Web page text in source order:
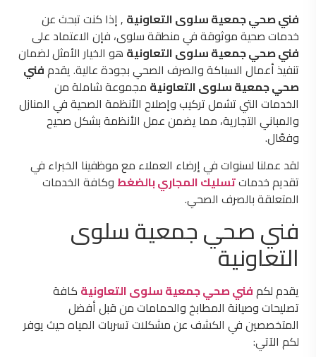
فني صحي جمعية سلوى التعاونية, إذا كنت تبحث عن
خدمات صحية موثوقة في منطقة سلوى، فإن الاعتماد على
فني صحي جمعية سلوى التعاونيةهو الخيار الأمثل لضمان
تنفيذ أعمال السباكة والصرف الصحي بجودة عالية. يقدمفني
صحي جمعية سلوى التعاونيةمجموعة شاملة من
الخدمات التي تشمل تركيب وإصلاح الأنظمة الصحية في المنازل
والمباني التجارية، مما يضمن عمل الأنظمة بشكل صحيح
وفعّال.
لقد عملنا لسنوات في إرضاء العملاء مع موظفينا الخبراء في
تقديم خدماتتسليك المجاري بالضغطوكافة الخدمات
المتعلقة بالصرف الصحي.
فني صحي جمعية سلوى
التعاونية
يقدم لكمفني صحي جمعية سلوى التعاونيةكافة
تصليحات وصيانة المطابخ والحمامات من قبل أفضل
المتخصصين في الكشف عن مشكلات تسربات المياه حيث يوفر
لكم الآتي: